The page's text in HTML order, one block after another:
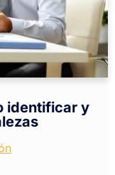
identificar y